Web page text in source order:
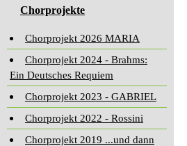
Chorprojekte
Chorprojekt 2026 MARIA
Chorprojekt 2024 - Brahms:
Ein Deutsches Requiem
Chorprojekt 2023 - GABRIEL
Chorprojekt 2022 - Rossini
Chorprojekt 2019 ...und dann